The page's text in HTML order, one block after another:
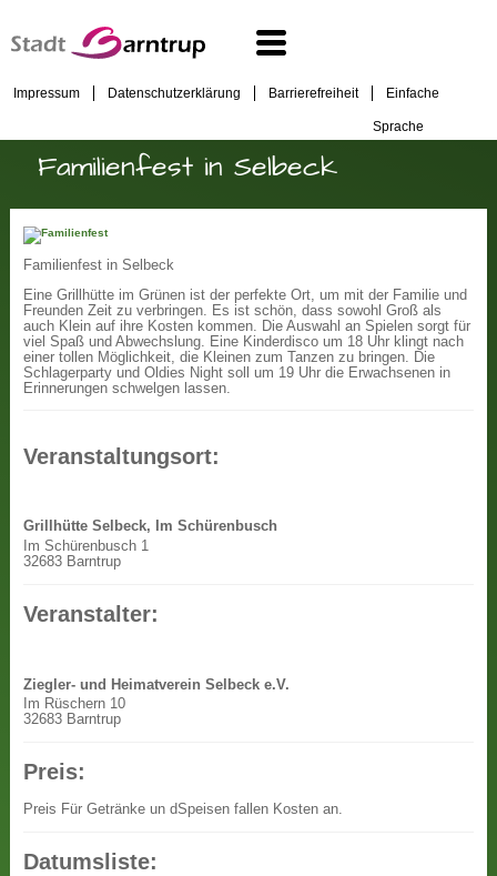
Impressum Datenschutzerklärung Barrierefreiheit Einfache
Sprache
Familienfest in Selbeck
Familienfest in Selbeck
Eine Grillhütte im Grünen ist der perfekte Ort, um mit der Familie und
Freunden Zeit zu verbringen. Es ist schön, dass sowohl Groß als
auch Klein auf ihre Kosten kommen. Die Auswahl an Spielen sorgt für
viel Spaß und Abwechslung. Eine Kinderdisco um 18 Uhr klingt nach
einer tollen Möglichkeit, die Kleinen zum Tanzen zu bringen. Die
Schlagerparty und Oldies Night soll um 19 Uhr die Erwachsenen in
Erinnerungen schwelgen lassen.
Veranstaltungsort:
Grillhütte Selbeck, Im Schürenbusch
Im Schürenbusch 1
32683 Barntrup
Veranstalter:
Ziegler- und Heimatverein Selbeck e.V.
Im Rüschern 10
32683 Barntrup
Preis:
Preis Für Getränke un dSpeisen fallen Kosten an.
Datumsliste: